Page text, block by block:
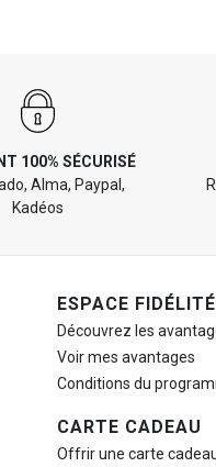
100% SÉCURISÉ
Alma, Paypal,
Kadéos
ESPACE FIDÉLITÉ
Découvrez les
Voir mes avantages
Conditions du
CARTE CADEAU
Offrir une carte